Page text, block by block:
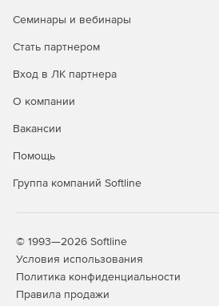
Семинары и вебинары
Стать партнером
Вход в ЛК партнера
О компании
Вакансии
Помощь
Группа компаний Softline
© 1993—2026 Softline
Условия использования
Политика конфиденциальности
Правила продажи